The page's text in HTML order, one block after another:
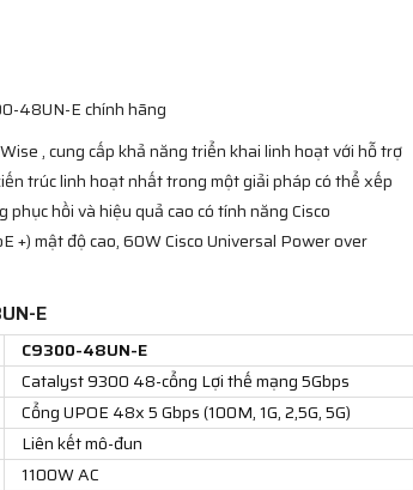
48UN-E chính hãng
, cung cấp khả năng triển khai linh hoạt với hỗ trợ
trúc linh hoạt nhất trong một giải pháp có thể xếp
hồi và hiệu quả cao có tính năng Cisco
+) mật độ cao, 60W Cisco Universal Power over
E
C9300-48UN-E
Catalyst 9300 48-cổng Lợi thế mạng 5Gbps
Cổng UPOE 48x 5 Gbps (100M, 1G, 2,5G, 5G)
Liên kết mô-đun
1100W AC